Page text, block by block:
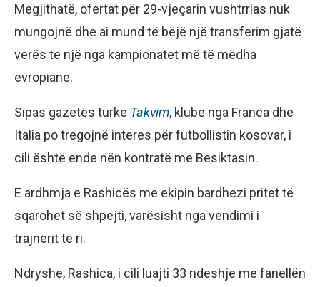
Megjithatë, ofertat për 29-vjeçarin vushtrrias nuk
mungojnë dhe ai mund të bëjë një transferim gjatë
verës te një nga kampionatet më të mëdha
evropiane.
Sipas gazetës turke Takvim, klube nga Franca dhe
Italia po tregojnë interes për futbollistin kosovar, i
cili është ende nën kontratë me Besiktasin.
E ardhmja e Rashicës me ekipin bardhezi pritet të
sqarohet së shpejti, varësisht nga vendimi i
trajnerit të ri.
Ndryshe, Rashica, i cili luajti 33 ndeshje me fanellën